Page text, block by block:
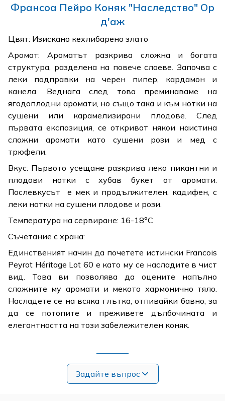
Франсоа Пейро Коняк "Наследство" Ор
д'аж
Цвят: Изискано кехлибарено злато
Аромат: Ароматът разкрива сложна и богата
структура, разделена на повече слоеве. Започва с
леки подправки на черен пипер, кардамон и
канела. Веднага след това преминаваме на
ягодоплодни аромати, но също така и към нотки на
сушени или карамелизирани плодове. След
първата експозиция, се откриват някои наистина
сложни аромати като сушени рози и мед с
трюфели.
Вкус: Първото усещане разкрива леко пикантни и
плодови нотки с хубав букет от аромати.
Послевкусът е мек и продължителен, кадифен, с
леки нотки на сушени плодове и рози.
Температура на сервиране: 16-18°C
Съчетание с храна:
Единственият начин да почетете истински Francois
Peyrot Héritage Lot 60 е като му се насладите в чист
вид. Това ви позволява да оцените напълно
сложните му аромати и мекото хармонично тяло.
Насладете се на всяка глътка, отпивайки бавно, за
да се потопите и преживете дълбочината и
елегантността на този забележителен коняк.
Задайте въпрос